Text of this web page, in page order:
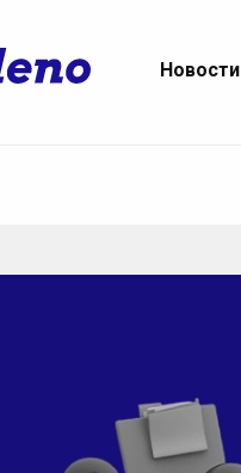
Новости